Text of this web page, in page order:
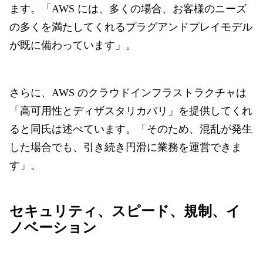
ます。「AWS には、多くの場合、お客様のニーズ
の多くを満たしてくれるプラグアンドプレイモデル
が既に備わっています」。
さらに、AWS のクラウドインフラストラクチャは
「高可用性とディザスタリカバリ」を提供してくれ
ると同氏は述べています。「そのため、混乱が発生
した場合でも、引き続き円滑に業務を運営できま
す」。
セキュリティ、スピード、規制、イ
ノベーション